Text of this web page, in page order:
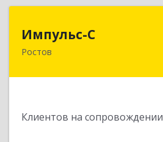
Импульс-С
Ростов
Клиентов на сопровождении